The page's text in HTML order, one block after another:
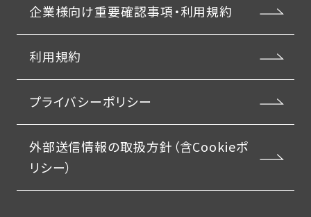
企業様向け重要確認事項・利用規約
利用規約
プライバシーポリシー
外部送信情報の取扱方針（含Cookieポ
リシー）